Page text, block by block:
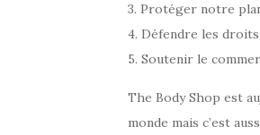
3. Protéger notre
4. Défendre les droits
5. Soutenir le
The Body Shop est
monde mais c’est